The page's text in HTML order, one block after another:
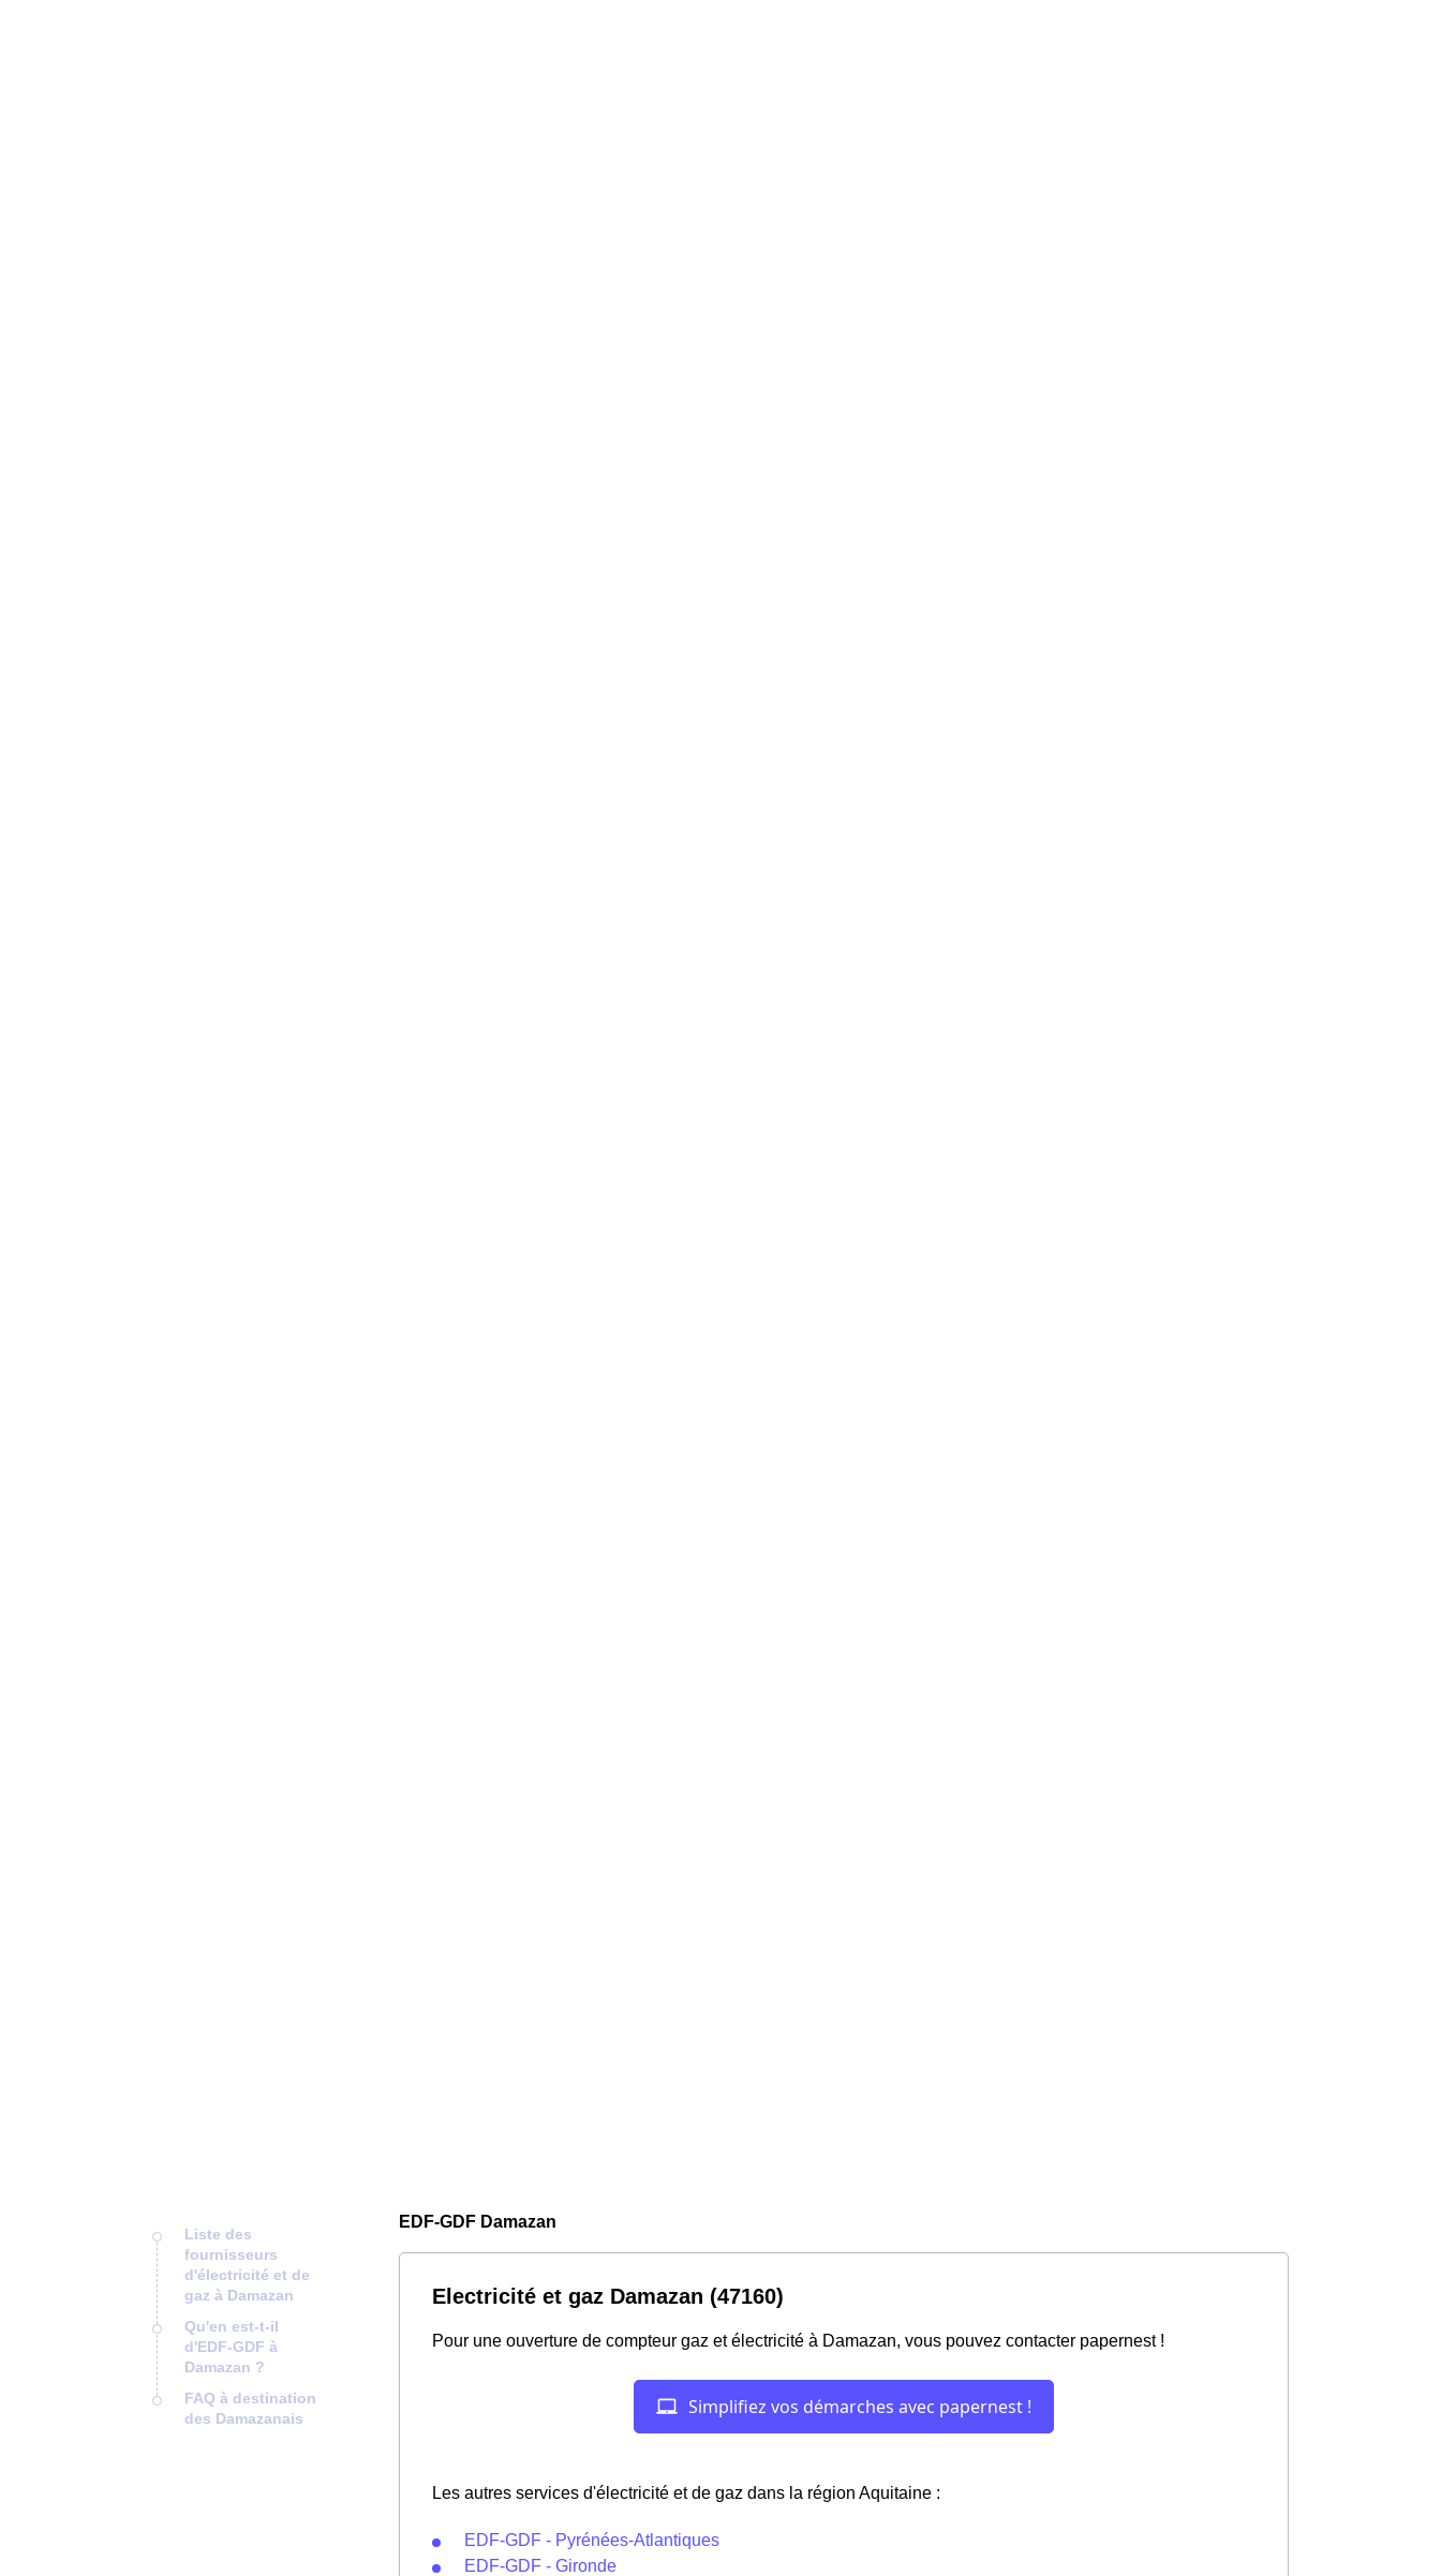
Liste des
fournisseurs
d'électricité et de
gaz à Damazan
Qu'en est-t-il
d'EDF-GDF à
Damazan ?
FAQ à destination
des Damazanais
EDF-GDF Damazan
Electricité et gaz Damazan (47160)
Pour une ouverture de compteur gaz et électricité à Damazan, vous pouvez contacter papernest !
Les autres services d'électricité et de gaz dans la région Aquitaine :
EDF-GDF - Pyrénées-Atlantiques
EDF-GDF - Gironde